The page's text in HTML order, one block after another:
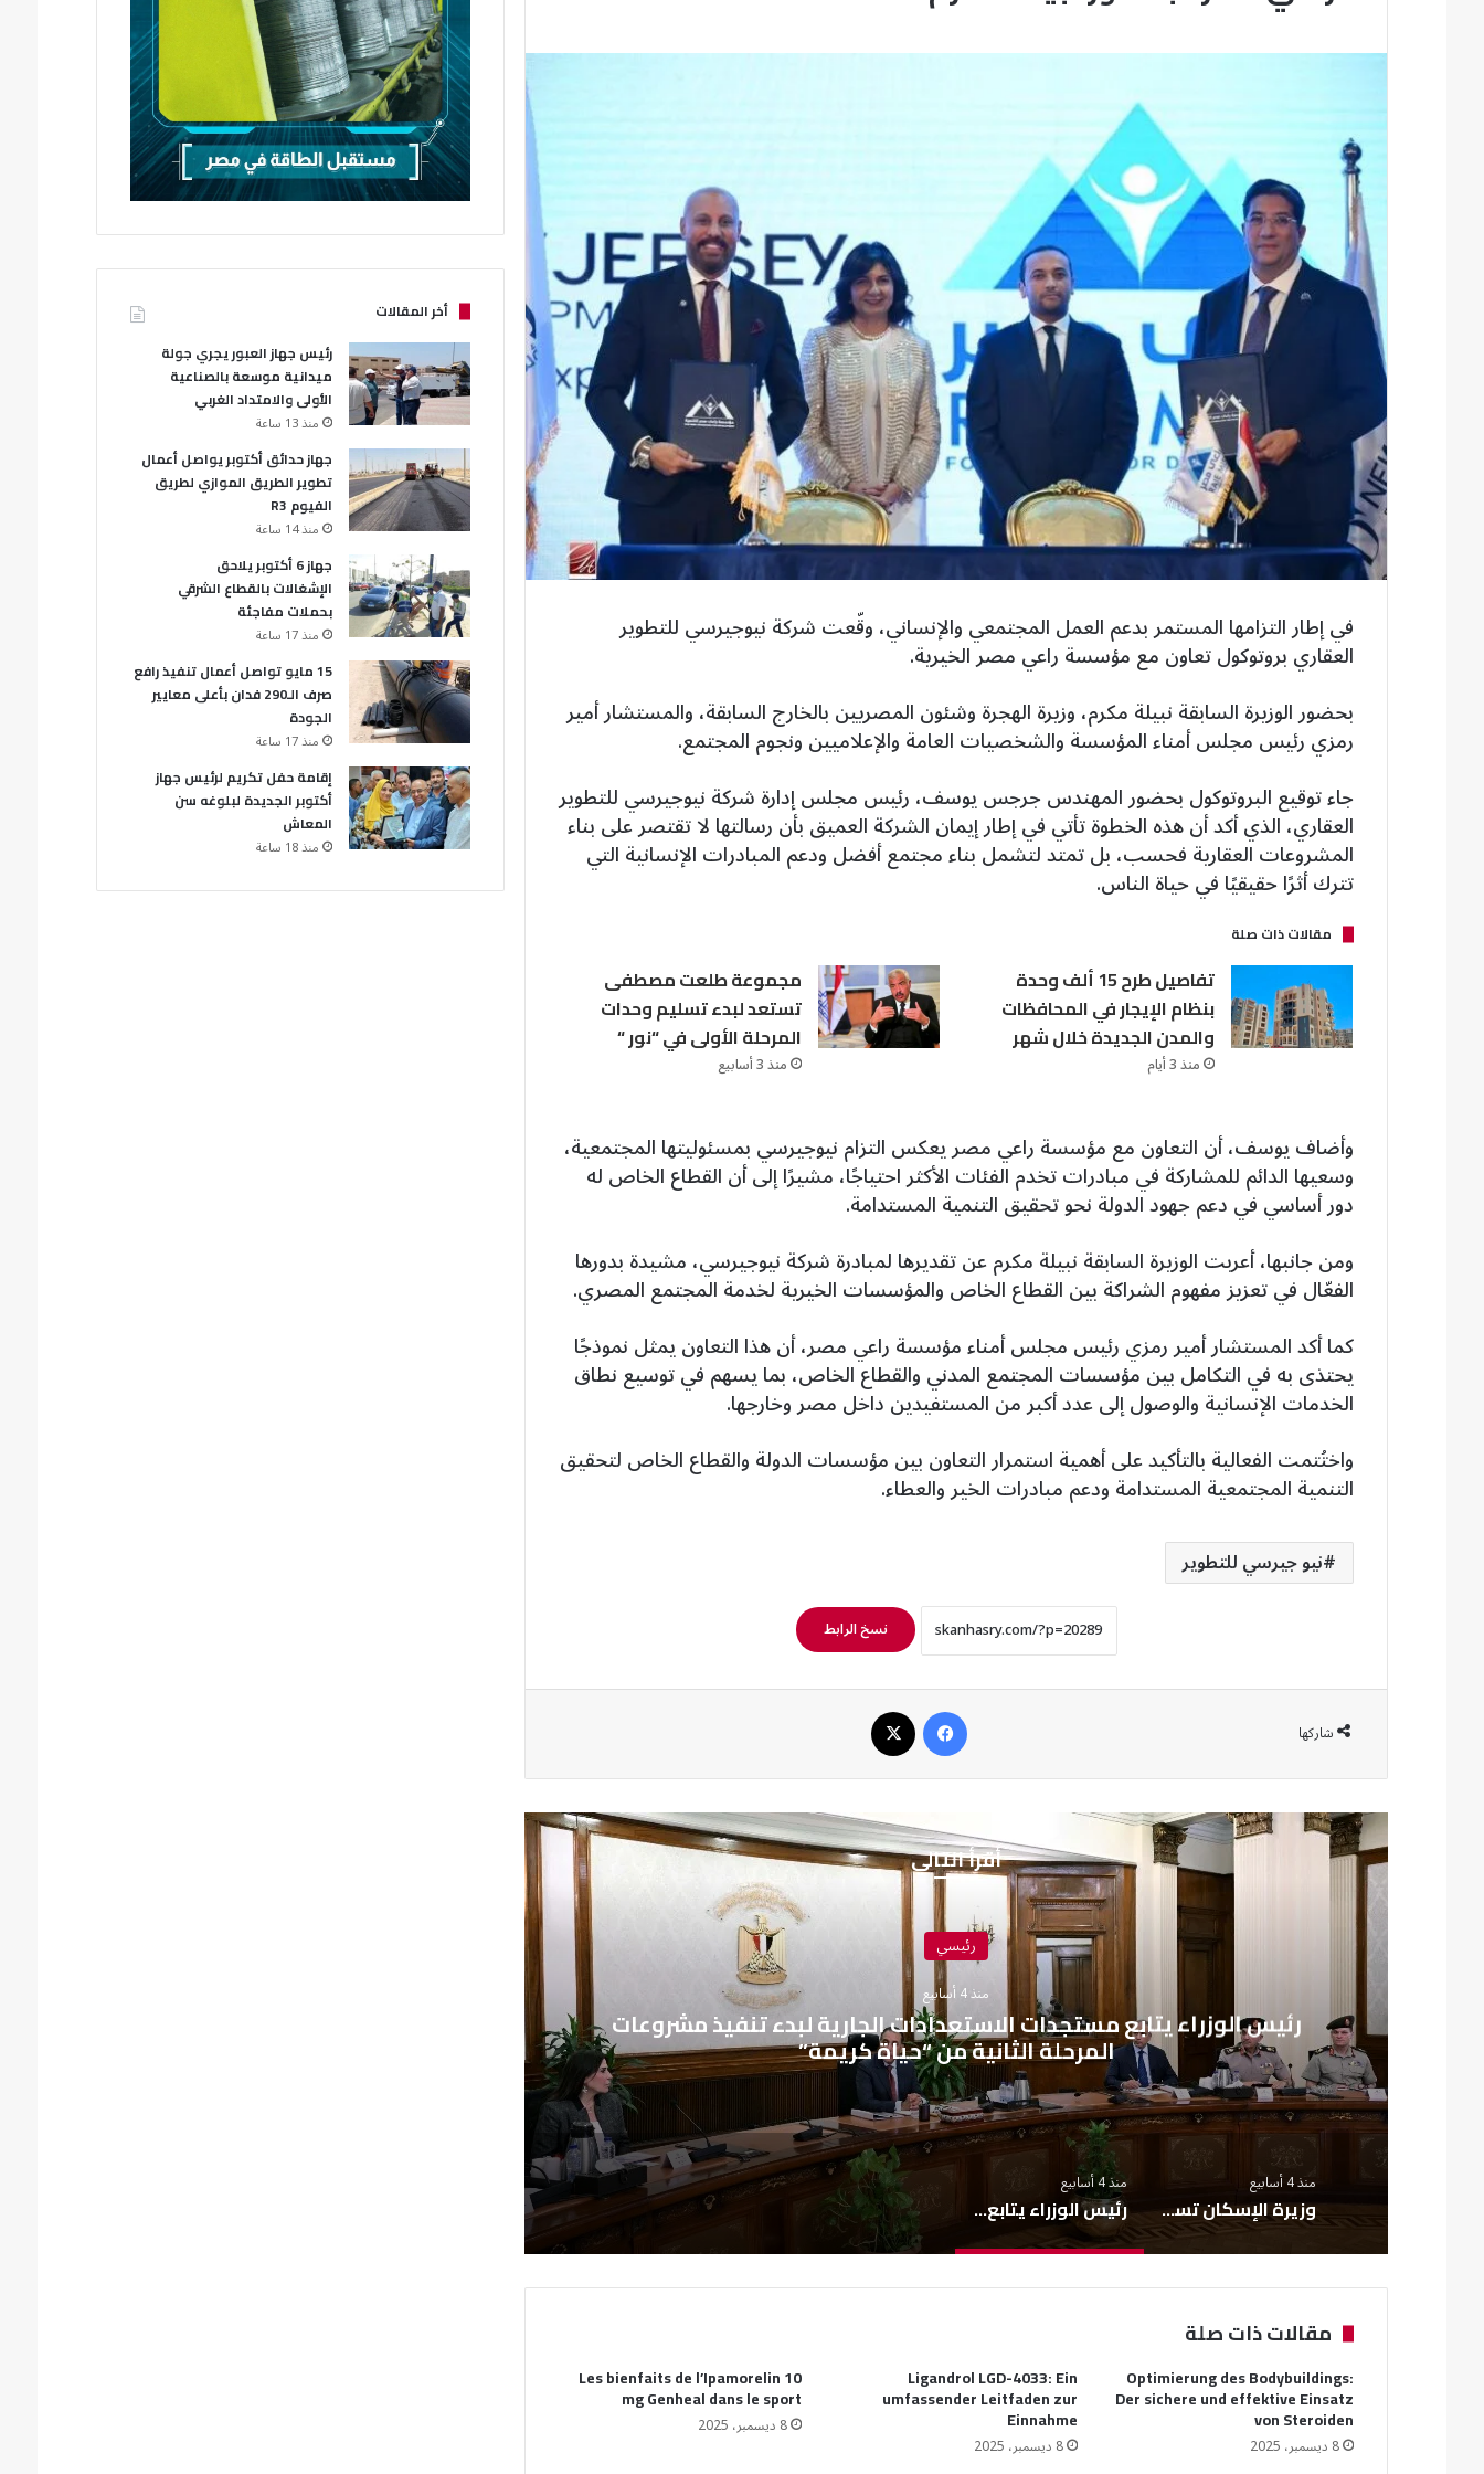
في إطار التزامها المستمر بدعم العمل المجتمعي والإنساني، وقّعت شركة نيوجيرسي للتطوير
العقاري بروتوكول تعاون مع مؤسسة راعي مصر الخيرية.
بحضور الوزيرة السابقة نبيلة مكرم، وزيرة الهجرة وشئون المصريين بالخارج السابقة، والمستشار أمير
رمزي رئيس مجلس أمناء المؤسسة والشخصيات العامة والإعلاميين ونجوم المجتمع.
جاء توقيع البروتوكول بحضور المهندس جرجس يوسف، رئيس مجلس إدارة شركة نيوجيرسي للتطوير
العقاري، الذي أكد أن هذه الخطوة تأتي في إطار إيمان الشركة العميق بأن رسالتها لا تقتصر على بناء
المشروعات العقارية فحسب، بل تمتد لتشمل بناء مجتمع أفضل ودعم المبادرات الإنسانية التي
تترك أثرًا حقيقيًا في حياة الناس.
مقالات ذات صلة
تفاصيل طرح 15 ألف وحدة
بنظام الإيجار في المحافظات
والمدن الجديدة خلال شهر
منذ 3 أيام
مجموعة طلعت مصطفى
تستعد لبدء تسليم وحدات
المرحلة الأولى في “نور “
منذ 3 أسابيع
وأضاف يوسف، أن التعاون مع مؤسسة راعي مصر يعكس التزام نيوجيرسي بمسئوليتها المجتمعية،
وسعيها الدائم للمشاركة في مبادرات تخدم الفئات الأكثر احتياجًا، مشيرًا إلى أن القطاع الخاص له
دور أساسي في دعم جهود الدولة نحو تحقيق التنمية المستدامة.
ومن جانبها، أعربت الوزيرة السابقة نبيلة مكرم عن تقديرها لمبادرة شركة نيوجيرسي، مشيدة بدورها
الفعّال في تعزيز مفهوم الشراكة بين القطاع الخاص والمؤسسات الخيرية لخدمة المجتمع المصري.
كما أكد المستشار أمير رمزي رئيس مجلس أمناء مؤسسة راعي مصر، أن هذا التعاون يمثل نموذجًا
يحتذى به في التكامل بين مؤسسات المجتمع المدني والقطاع الخاص، بما يسهم في توسيع نطاق
الخدمات الإنسانية والوصول إلى عدد أكبر من المستفيدين داخل مصر وخارجها.
واختُتمت الفعالية بالتأكيد على أهمية استمرار التعاون بين مؤسسات الدولة والقطاع الخاص لتحقيق
التنمية المجتمعية المستدامة ودعم مبادرات الخير والعطاء.
نيو جيرسي للتطوير
نسخ الرابط
شاركها
أقرأ التالي
رئيسي
منذ 4 أسابيع
رئيس الوزراء يتابع مستجدات الاستعدادات الجارية لبدء تنفيذ مشروعات
المرحلة الثانية من “حياة كريمة”
منذ 4 أسابيع
وزيرة الإسكان تستعرض تقرير أعمال «منظومة الاستجابة السريعة» خلال يونيو 2026
منذ 4 أسابيع
رئيس الوزراء يتابع مستجدات الاستعدادات الجارية لبدء تنفيذ مشروعات المرحلة الثانية من “حياة كريمة”
مقالات ذات صلة
Optimierung des Bodybuildings:
Der sichere und effektive Einsatz
von Steroiden
8 ديسمبر، 2025
Ligandrol LGD-4033: Ein
umfassender Leitfaden zur
Einnahme
8 ديسمبر، 2025
Les bienfaits de l’Ipamorelin 10
mg Genheal dans le sport
8 ديسمبر، 2025
أخر المقالات
رئيس جهاز العبور يجري جولة
ميدانية موسعة بالصناعية
الأولى والامتداد الغربي
منذ 13 ساعة
جهاز حدائق أكتوبر يواصل أعمال
تطوير الطريق الموازي لطريق
الفيوم R3
منذ 14 ساعة
جهاز 6 أكتوبر يلاحق
الإشغالات بالقطاع الشرقي
بحملات مفاجئة
منذ 17 ساعة
15 مايو تواصل أعمال تنفيذ رافع
صرف الـ290 فدان بأعلى معايير
الجودة
منذ 17 ساعة
إقامة حفل تكريم لرئيس جهاز
أكتوبر الجديدة لبلوغه سن
المعاش
منذ 18 ساعة